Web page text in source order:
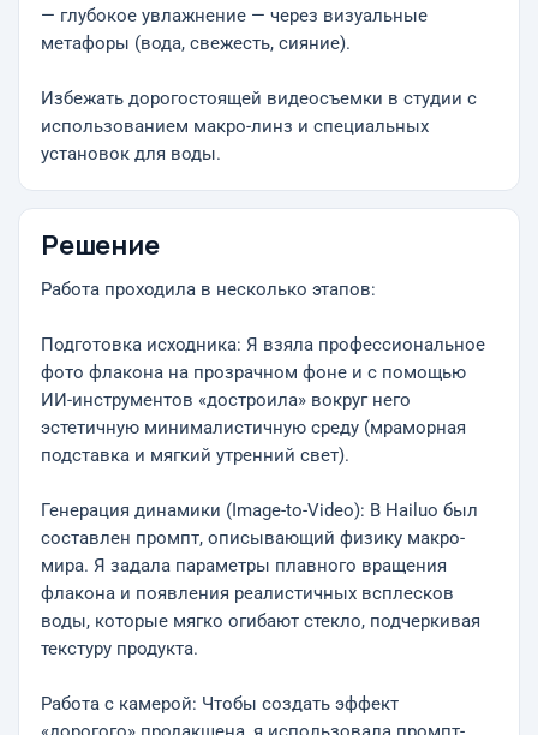
— глубокое увлажнение — через визуальные
метафоры (вода, свежесть, сияние).
Избежать дорогостоящей видеосъемки в студии с
использованием макро-линз и специальных
установок для воды.
Решение
Работа проходила в несколько этапов:
Подготовка исходника: Я взяла профессиональное
фото флакона на прозрачном фоне и с помощью
ИИ-инструментов «достроила» вокруг него
эстетичную минималистичную среду (мраморная
подставка и мягкий утренний свет).
Генерация динамики (Image-to-Video): В Hailuo был
составлен промпт, описывающий физику макро-
мира. Я задала параметры плавного вращения
флакона и появления реалистичных всплесков
воды, которые мягко огибают стекло, подчеркивая
текстуру продукта.
Работа с камерой: Чтобы создать эффект